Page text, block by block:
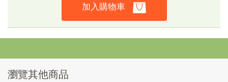
加入購物車
瀏覽其他商品